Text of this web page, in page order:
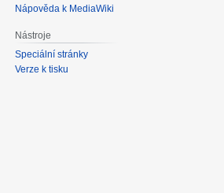
Nápověda k MediaWiki
Nástroje
Speciální stránky
Verze k tisku